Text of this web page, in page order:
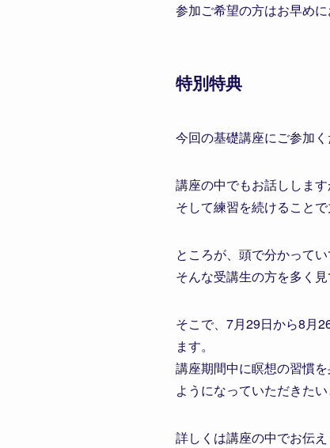
参加ご希望の方はお早めに
特別特典
今回の基礎講座にご参加
講座の中でもお話ししま
そして練習を続けることで
ところが、頭で分かって
そんな受講生の方を多く
そこで、7月29日から8月
ます。
講座期間中に瞑想の習慣
ようになっていただきたい
詳しくは講座の中でお伝え